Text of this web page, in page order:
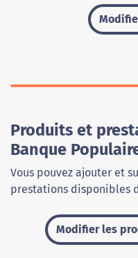
Produits et
Banque
Vous pouvez ajouter et
prestations disponibles
Modifier les